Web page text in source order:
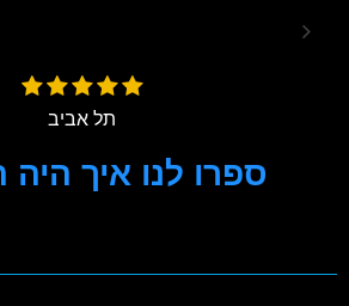
תל אביב
ספרו לנו איך היה